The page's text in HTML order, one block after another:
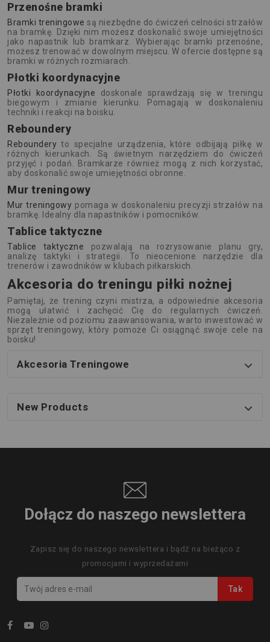
Przenośne bramki
Bramki treningowe są niezbędne do ćwiczeń celności strzałów
na bramkę. Dzięki nim możesz doskonalić swoje umiejętności
jako napastnik lub bramkarz. Wybierając bramki przenośne,
możesz trenować w dowolnym miejscu. W ofercie dostępne są
bramki w różnych rozmiarach.
Płotki koordynacyjne
Płotki koordynacyjne doskonale sprawdzają się w treningu
biegowym i zmianie kierunku. Pomagają w doskonaleniu
techniki i reakcji na boisku.
Reboundery
Reboundery to specjalne urządzenia, które odbijają piłkę w
różnych kierunkach. Są świetnym narzędziem do ćwiczeń
przyjęć i podań. Bramkarze również mogą z nich korzystać,
aby doskonalić swoje umiejętności obronne.
Mur treningowy
Mur treningowy pomaga w doskonaleniu precyzji strzałów na
bramkę. Idealny dla napastników i pomocników.
Tablice taktyczne
Tablice taktyczne pozwalają na rozrysowanie planu gry,
analizę taktyki i strategii. To nieocenione narzędzie dla
trenerów i zawodników w klubach piłkarskich.
Akcesoria do treningu piłki nożnej
Pamiętaj, że trening czyni mistrza, a odpowiednie akcesoria
mogą ułatwić i zachęcić Cię do regularnych ćwiczeń.
Niezależnie od poziomu zaawansowania, warto inwestować w
sprzęt treningowy, który pomoże Ci osiągnąć swoje cele na
boisku!
Akcesoria Treningowe
New Products
Dołącz do naszego newslettera
Zapisz się do naszego newslettera i bądź na bieżąco z
promocjami i wyprzedażami